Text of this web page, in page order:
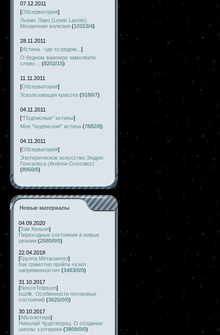
07.12.2011
[Обсерватория]
Льюис Лаво (Lewis Lavoie).
Мозаичная иллюзия (10153/4)
28.11.2011
[Истина - где то рядом... ]
О бедном вампире замолвите
слово…
(8252/15)
11.11.2011
[Обсерватория]
Ускользающая красота (9180/7)
04.11.2011
["Подписные" истины]
Моя "подписная" истина (7882/8)
04.11.2011
[Обсерватория]
Эзотерическое искусство Эндрю
Гонсалеса (Andrew Gonzalez)
(8950/6)
Новые материалы
04.09.2020
[Том Кеньон]
Переходные состояния в новые
реалии (2580/0/0)
22.04.2018
[Группа Метасинтез]
Как грамотно пройти «узел
напряженности» (3483/0/0)
31.10.2017
[NosceTeIpsum]
buzlik. Особенности потоковых
состояний (3625/0/0)
30.10.2017
[Абсолютера]
Николай Чудотворец. О создании
школы эзотерики (3809/0/0)